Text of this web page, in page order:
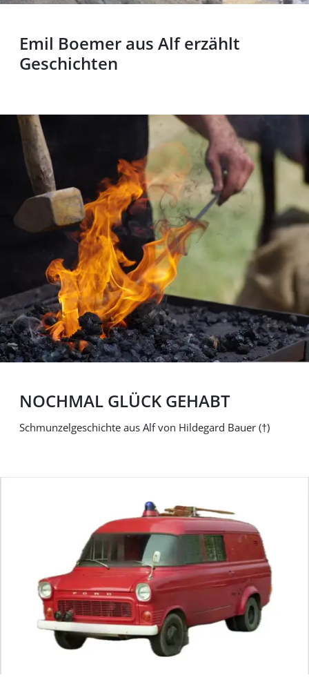
Emil Boemer aus Alf erzählt
Geschichten
NOCHMAL GLÜCK GEHABT
Schmunzelgeschichte aus Alf von Hildegard Bauer (†)